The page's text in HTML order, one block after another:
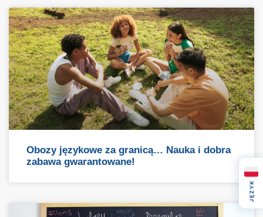
Obozy językowe za granicą… Nauka i dobra
zabawa gwarantowane!
JĘZYK